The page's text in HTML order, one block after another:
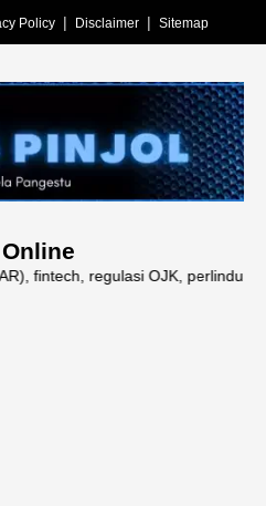
Policy Disclaimer Sitemap
regulasi OJK, perlindungan